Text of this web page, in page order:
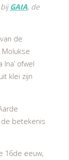
bij GAIA, de
de
ofwel
klei zijn
de betekenis
16de eeuw,